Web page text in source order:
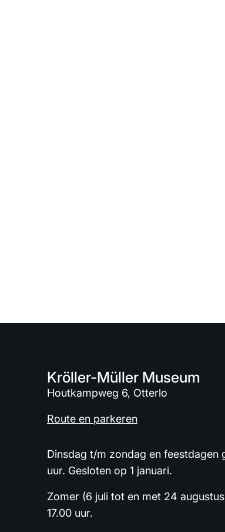
Kröller-Müller Museum
Houtkampweg 6, Otterlo
Route en parkeren
Dinsdag t/m zondag en feestdagen
uur. Gesloten op 1 januari.
Zomer (6 juli tot en met 24
17.00 uur.